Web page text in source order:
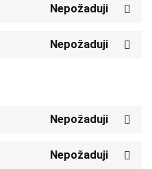
Nepožaduji
Nepožaduji
Nepožaduji
Nepožaduji